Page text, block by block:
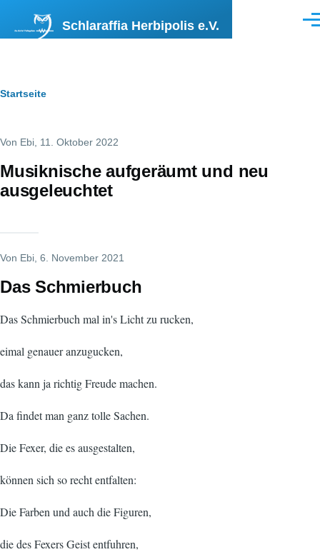
Schlaraffia Herbipolis e.V.
Pfadnavigation
Startseite
Von Ebi , 11. Oktober 2022
Musiknische aufgeräumt und neu
ausgeleuchtet
Von Ebi , 6. November 2021
Das Schmierbuch
Das Schmierbuch mal in's Licht zu rucken,
eimal genauer anzugucken,
das kann ja richtig Freude machen.
Da findet man ganz tolle Sachen.
Die Fexer, die es ausgestalten,
können sich so recht entfalten:
Die Farben und auch die Figuren,
die des Fexers Geist entfuhren,